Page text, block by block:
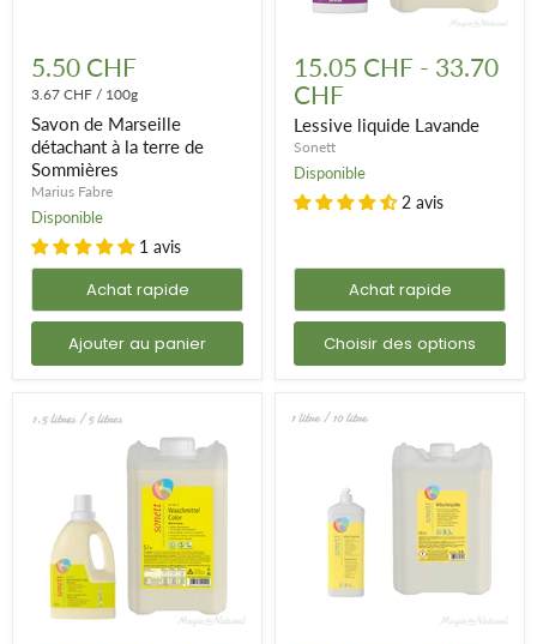
de
Marseille
détachant
à
la
terre
de
Sommières
5.50 CHF
3.67 CHF / 100g
Savon de Marseille
détachant à la terre de
Sommières
Marius Fabre
Disponible
1 avis
Achat rapide
Ajouter au panier
liquide
Lavande
15.05 CHF - 33.70
CHF
Lessive liquide Lavande
Sonett
Disponible
2 avis
Achat rapide
Choisir des options